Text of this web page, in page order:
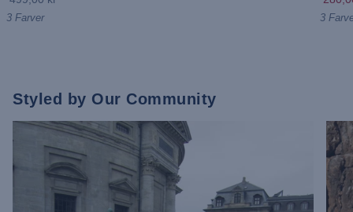
3 Farver 3
Styled by Our Community